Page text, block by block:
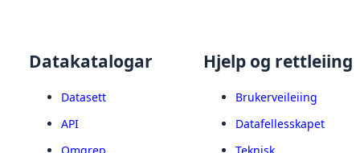
Datakatalogar
Datasett
API
Hjelp og rettleiing
Brukerveileiing
Datafellesskapet